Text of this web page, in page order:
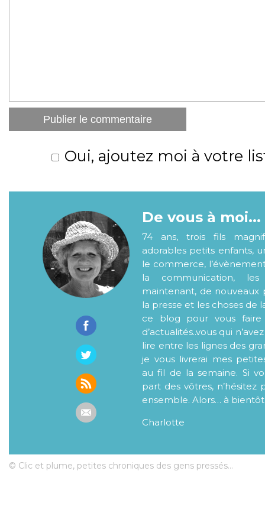
Oui, ajoutez moi à votre
De vous à moi...
74 ans, trois fils
adorables petits enfants,
le commerce,
la communication,
maintenant, de nouveaux
la presse et les choses de
ce blog pour vous faire
d’actualités..vous qui
lire entre les lignes des
je vous livrerai mes
au fil de la semaine. Si
part des vôtres, n’hésitez
ensemble. Alors… à bientôt
Charlotte
© Clic et plume, petites chroniques des gens pressés...